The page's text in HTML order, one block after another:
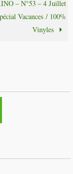
– N°53 – 4 Juillet
Vacances / 100%
Vinyles